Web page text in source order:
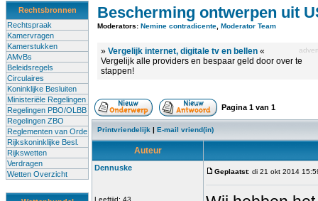
Rechtsbronnen
Rechtspraak
Kamervragen
Kamerstukken
AMvBs
Beleidsregels
Circulaires
Koninklijke Besluiten
Ministeriële Regelingen
Regelingen PBO/OLBB
Regelingen ZBO
Reglementen van Orde
Rijkskoninklijke Besl.
Rijkswetten
Verdragen
Wetten Overzicht
Bescherming ontwerpen uit
Moderators: Nemine contradicente Moderator Team
» Vergelijk internet, digitale tv en bellen «
Vergelijk alle providers en bespaar geld door over te
stappen!
Pagina 1 van 1
Printvriendelijk | E-mail vriend(in)
Auteur
Dennuske
Leeftijd: 43
Geplaatst: di 21 okt 2014